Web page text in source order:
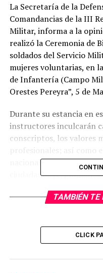
La Secretaría de la
Comandancias de la III
Militar, informa a la
realizó la Ceremonia de
soldados del Servicio
mujeres voluntarias, en
de Infantería (Campo
Orestes Pereyra”, 5 de
Durante su estancia en
instructores inculcarán
conscriptos, los valores
nacional, colaborando
ciudadanos
TAMBIÉN TE
CLICK